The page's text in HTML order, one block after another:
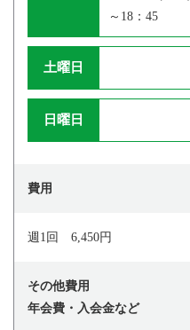
～18：45
土曜日
日曜日
費用
週1回 6,450円
その他費用
年会費・入会金など